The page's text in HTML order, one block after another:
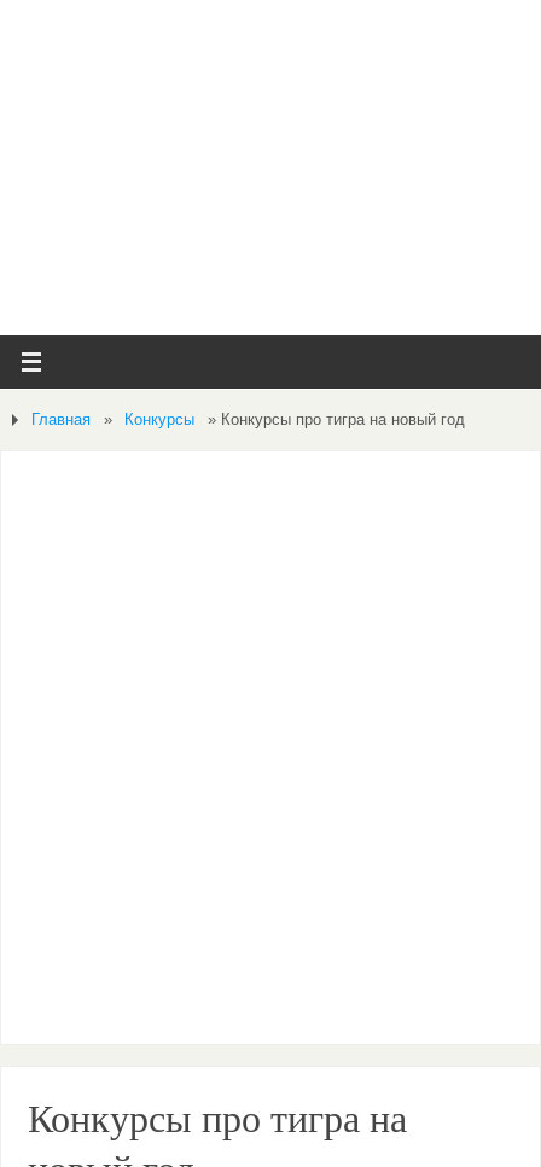
Главная » Конкурсы » Конкурсы про тигра на новый год
Конкурсы про тигра на